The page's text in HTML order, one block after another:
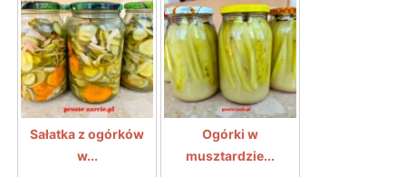
Sałatka z ogórków
w...
Ogórki w
musztardzie...